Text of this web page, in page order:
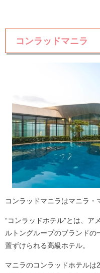
コンラッドマニラ
コンラッドマニラはマニラ・
“コンラッドホテル”とは、ア
ルトングループのブランド
置ずけられる高級ホテル。
マニラのコンラッドホテルは